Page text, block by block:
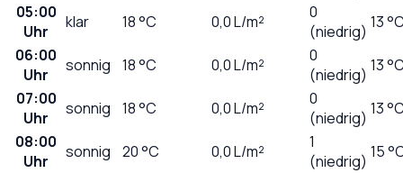
05:00
Uhr
klar 18°C 0,0L/m²
0
(niedrig) 13
06:00
Uhr
sonnig 18°C 0,0L/m²
0
(niedrig) 13
07:00
Uhr
sonnig 18°C 0,0L/m²
0
(niedrig) 13
08:00
Uhr
sonnig 20°C 0,0L/m²
1
(niedrig) 15